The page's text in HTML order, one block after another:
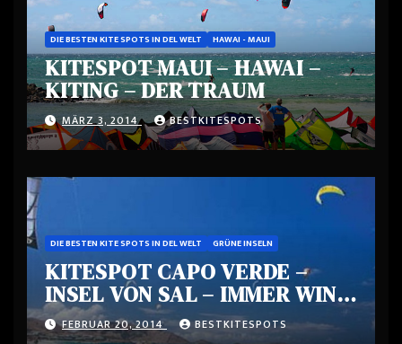
DIE BESTEN KITE SPOTS IN DEL WELT HAWAI - MAUI
KITESPOT MAUI – HAWAI –
KITING – DER TRAUM
MÄRZ 3, 2014 BESTKITESPOTS
DIE BESTEN KITE SPOTS IN DEL WELT GRÜNE INSELN
KITESPOT CAPO VERDE –
INSEL VON SAL – IMMER WIND
– EIN PARADIES
FEBRUAR 20, 2014 BESTKITESPOTS